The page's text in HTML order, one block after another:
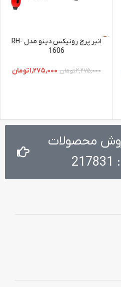
انبر پرچ رونیکس دینو مدل RH-
1606
۲,۲۷۵,۰۰۰تومان ۱,۲۷۵,۰۰۰تومان
محصولات